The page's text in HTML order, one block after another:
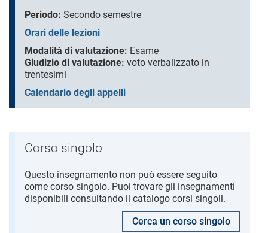
Periodo: Secondo semestre
Orari delle lezioni
Modalità di valutazione: Esame
Giudizio di valutazione: voto verbalizzato in
trentesimi
Calendario degli appelli
Corso singolo
Questo insegnamento non può essere seguito
come corso singolo. Puoi trovare gli insegnamenti
disponibili consultando il catalogo corsi singoli.
Cerca un corso singolo